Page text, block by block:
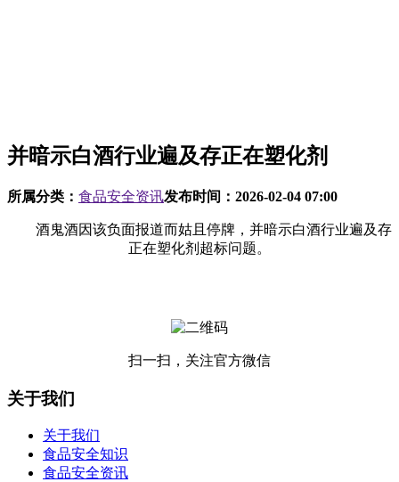
并暗示白酒行业遍及存正在塑化剂
所属分类： 食品安全资讯发布时间： 2026-02-04 07:00
酒鬼酒因该负面报道而姑且停牌，并暗示白酒行业遍及存
正在塑化剂超标问题。
扫一扫，关注官方微信
关于我们
关于我们
食品安全知识
食品安全资讯